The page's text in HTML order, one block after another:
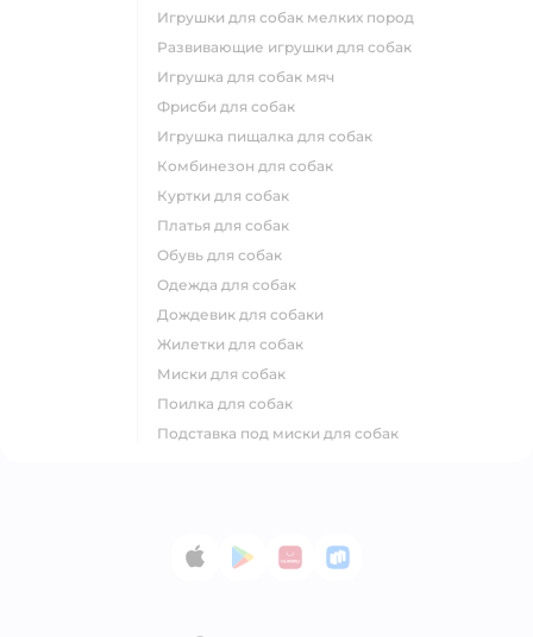
игрушки для собак мелких пород
развивающие игрушки для собак
игрушка для собак мяч
фрисби для собак
игрушка пищалка для собак
комбинезон для собак
куртки для собак
платья для собак
обувь для собак
одежда для собак
дождевик для собаки
жилетки для собак
миски для собак
поилка для собак
подставка под миски для собак
App StoreGoogle Play
AppGallery
RuStore